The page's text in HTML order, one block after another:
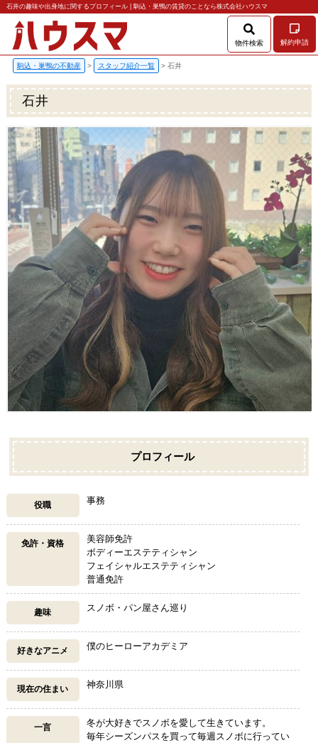
石井の趣味や出身地に関するプロフィール | 駒込・巣鴨の賃貸のことなら株式会社ハウスマ
物件検索 解約申請
駒込・巣鴨の不動産 > スタッフ紹介一覧 > 石井
石井
プロフィール
役職 事務
免許・資格
美容師免許
ボディーエステティシャン
フェイシャルエステティシャン
普通免許
趣味 スノボ・パン屋さん巡り
好きなアニメ 僕のヒーローアカデミア
現在の住まい 神奈川県
一言
冬が大好きでスノボを愛して生きています。
毎年シーズンパスを買って毎週スノボに行ってい